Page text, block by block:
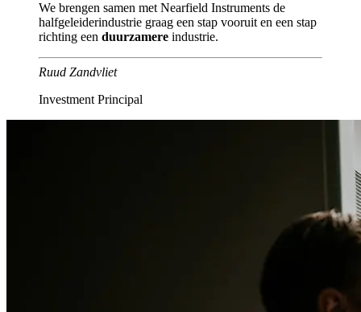
We brengen samen met Nearfield Instruments de
halfgeleiderindustrie graag een stap vooruit en een stap
richting een duurzamere industrie.
Ruud Zandvliet
Investment Principal